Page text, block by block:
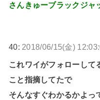
さんきゅーブラックジャ
40: 2018/06/15(金)
これワイがフォローして
こと指摘してたで
そんなすぐわかるかよっ